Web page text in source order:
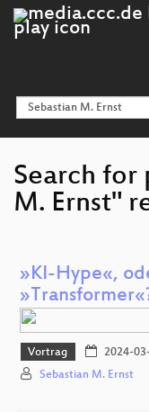
Search for
M. Ernst"
»KI-Hype«,
Vortrag 2024-
Sebastian M. Ernst